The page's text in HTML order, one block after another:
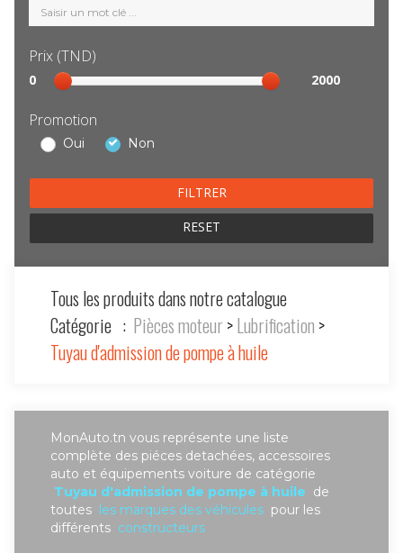
Mot
clé
Prix (TND)
Sélection
prix
0 2000
Promotion
Oui Non
RESET
Tous les produits dans notre catalogue
Catégorie : Pièces moteur >Lubrification >
Tuyau d'admission de pompe à huile
MonAuto.tn vous représente une liste
complète des piéces detachées, accessoires
auto et équipements voiture de catégorie
Tuyau d'admission de pompe à huile de
toutes les marques des véhicules pour les
différents constructeurs